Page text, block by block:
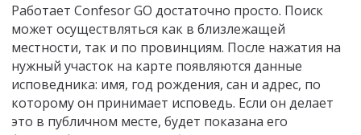
Работает Confesor GО достаточно просто. Поиск
может осуществляться как в близлежащей
местности, так и по провинциям. После нажатия на
нужный участок на карте появляются данные
исповедника: имя, год рождения, сан и адрес, по
которому он принимает исповедь. Если он делает
это в публичном месте, будет показана его